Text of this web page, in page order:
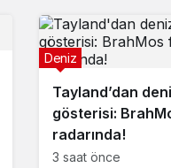
Tayland’dan
gösterisi:
radarında!
Deniz
3 saat önce